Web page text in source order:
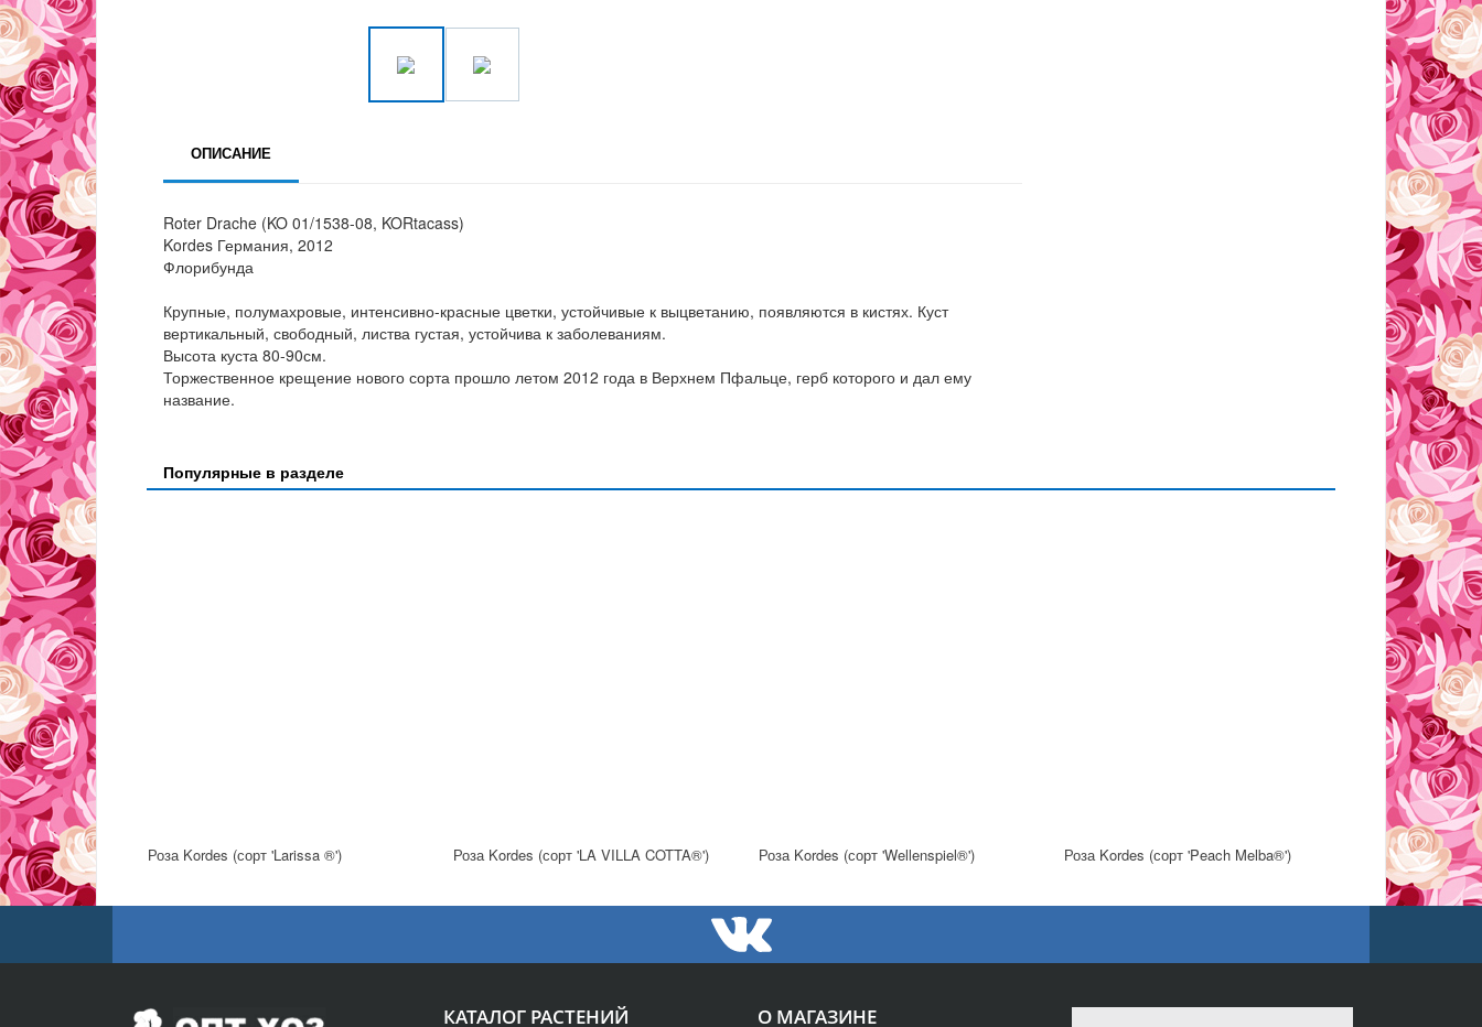
ОПИСАНИЕ
Roter Drache (KO 01/1538-08, KORtacass)
Kordes Германия, 2012
Флорибунда
Крупные, полумахровые, интенсивно-красные цветки, устойчивые к выцветанию, появляются в кистях. Куст
вертикальный, свободный, листва густая, устойчива к заболеваниям.
Высота куста 80-90см.
Торжественное крещение нового сорта прошло летом 2012 года в Верхнем Пфальце, герб которого и дал ему
название.
Популярные в разделе
Роза Kordes (сорт 'Larissa ®') Роза Kordes (сорт 'LA VILLA COTTA®') Роза Kordes (сорт 'Wellenspiel®') Роза Kordes (сорт 'Peach Melba®')
О МАГАЗИНЕ
КАТАЛОГ РАСТЕНИЙ